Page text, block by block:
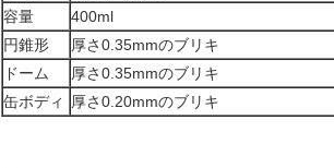
容量
400ml
円錐形
厚さ0.35mmのブリキ
ドーム
厚さ0.35mmのブリキ
缶ボディ
厚さ0.20mmのブリキ